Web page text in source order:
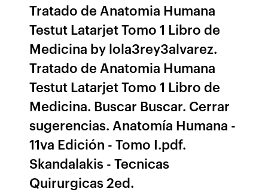
Tratado de Anatomia Humana
Testut Latarjet Tomo 1 Libro de
Medicina by lola3rey3alvarez.
Tratado de Anatomia Humana
Testut Latarjet Tomo 1 Libro de
Medicina. Buscar Buscar. Cerrar
sugerencias. Anatomía Humana -
11va Edición - Tomo I.pdf.
Skandalakis - Tecnicas
Quirurgicas 2ed.